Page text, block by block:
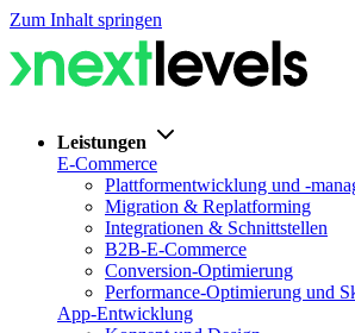
Zum Inhalt springen
Leistungen
E-Commerce
Plattformentwicklung und -
Migration & Replatforming
Integrationen & Schnittstellen
B2B-E-Commerce
Conversion-Optimierung
Performance-Optimierung und
App-Entwicklung